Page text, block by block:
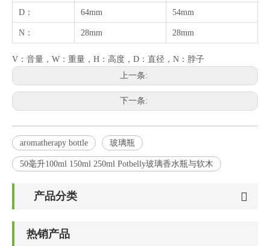
D： 64mm 54mm
N： 28mm 28mm
V：音量，W：重量，H：高度，D：直径，N：脖子
上一条:
下一条:
aromatherapy bottle 玻璃瓶
50毫升100ml 150ml 250ml Potbelly玻璃香水瓶与软木
产品分类
热销产品